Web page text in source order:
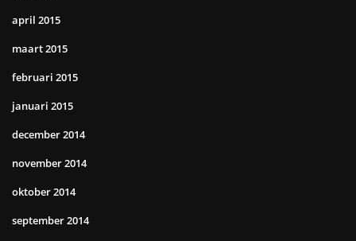
april 2015
maart 2015
februari 2015
januari 2015
december 2014
november 2014
oktober 2014
september 2014